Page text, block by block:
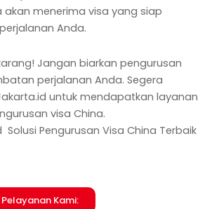
akan menerima visa yang siap
Anda.
Jangan biarkan pengurusan
perjalanan Anda. Segera
untuk mendapatkan layanan
visa China.
Solusi Pengurusan Visa China Terbaik
Kami: